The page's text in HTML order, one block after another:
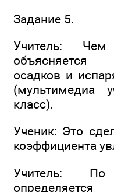
Задание 5.
Учитель:
объясняется
осадков и
(мультимедиа
класс).
Ученик: Это
коэффициента
Учитель: